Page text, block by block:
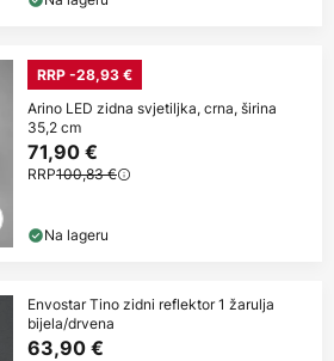
RRP -28,93 €
Arino LED zidna svjetiljka, crna, širina
35,2 cm
71,90 €
RRP100,83 €
Na lageru
Envostar Tino zidni reflektor 1 žarulja
bijela/drvena
63,90 €